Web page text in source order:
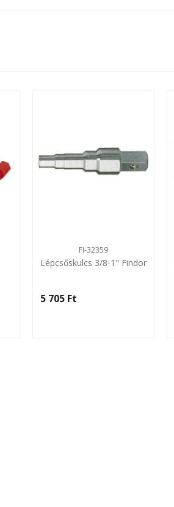
FI-32359
Lépcsőskulcs 3/8-1" Findor
5 705 Ft‎